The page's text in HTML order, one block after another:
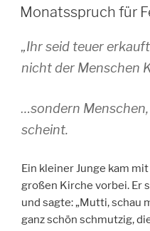
AM
Monatsspruch für
„Ihr seid teuer
nicht der Menschen
…sondern
scheint.
Ein kleiner Junge kam
großen Kirche vorbei. Er
und sagte: „Mutti, schau
ganz schön schmutzig,